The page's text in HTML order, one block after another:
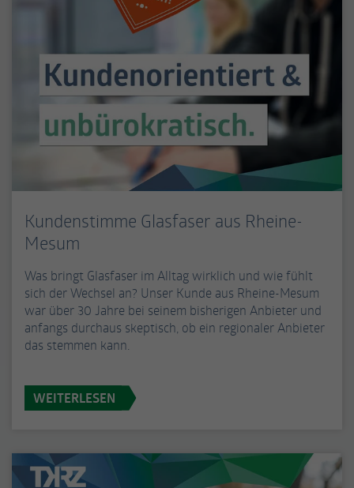
Kundenstimme Glasfaser aus Rheine-
Mesum
Was bringt Glasfaser im Alltag wirklich und wie fühlt
sich der Wechsel an? Unser Kunde aus Rheine-Mesum
war über 30 Jahre bei seinem bisherigen Anbieter und
anfangs durchaus skeptisch, ob ein regionaler Anbieter
das stemmen kann.
WEITERLESEN